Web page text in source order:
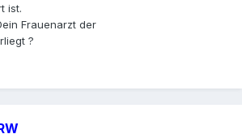
ist.
Frauenarzt der
?